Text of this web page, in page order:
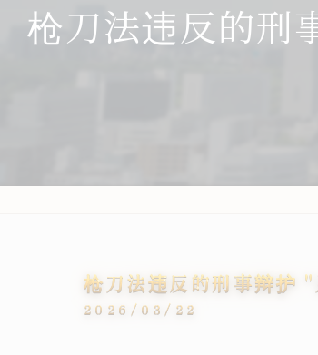
枪刀法违反的刑
枪刀法违反的刑事辩护
2026/03/22